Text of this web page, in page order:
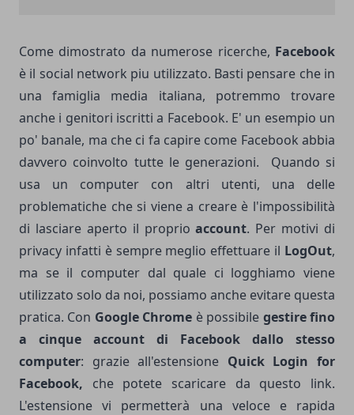
Come dimostrato da numerose ricerche, Facebook
è il social network piu utilizzato. Basti pensare che in
una famiglia media italiana, potremmo trovare
anche i genitori iscritti a Facebook. E' un esempio un
po' banale, ma che ci fa capire come Facebook abbia
davvero coinvolto tutte le generazioni. Quando si
usa un computer con altri utenti, una delle
problematiche che si viene a creare è l'impossibilità
di lasciare aperto il proprioaccount. Per motivi di
privacy infatti è sempre meglio effettuare il LogOut,
ma se il computer dal quale ci logghiamo viene
utilizzato solo da noi, possiamo anche evitare questa
pratica. Con Google Chrome è possibile gestire fino
a cinque account di Facebook dallo stesso
computer: grazie all'estensione Quick Login for
Facebook, che potete scaricare da questo link.
L'estensione vi permetterà una veloce e rapida